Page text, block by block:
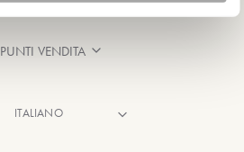
PUNTI VENDITA